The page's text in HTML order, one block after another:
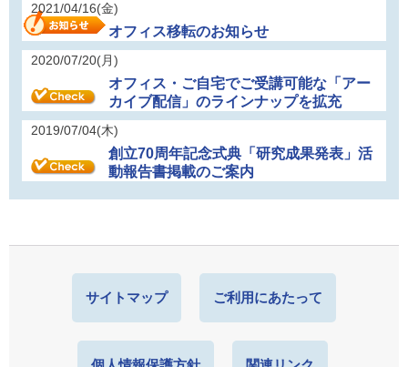
2021/04/16(金)
オフィス移転のお知らせ
2020/07/20(月)
オフィス・ご自宅でご受講可能な「アー
カイブ配信」のラインナップを拡充
2019/07/04(木)
創立70周年記念式典「研究成果発表」活
動報告書掲載のご案内
サイトマップ ご利用にあたって